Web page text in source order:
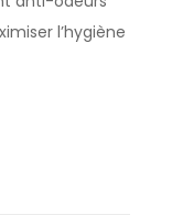
l’hygiène